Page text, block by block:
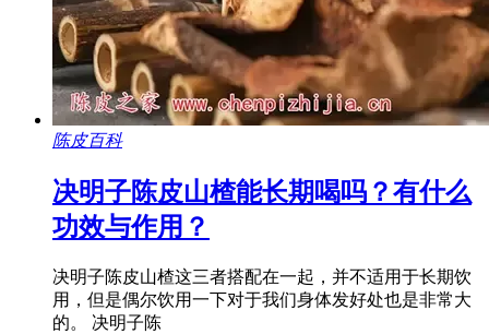
陈皮百科
决明子陈皮山楂能长期喝吗？有什么
功效与作用？
决明子陈皮山楂这三者搭配在一起，并不适用于长期饮
用，但是偶尔饮用一下对于我们身体发好处也是非常大
的。 决明子陈